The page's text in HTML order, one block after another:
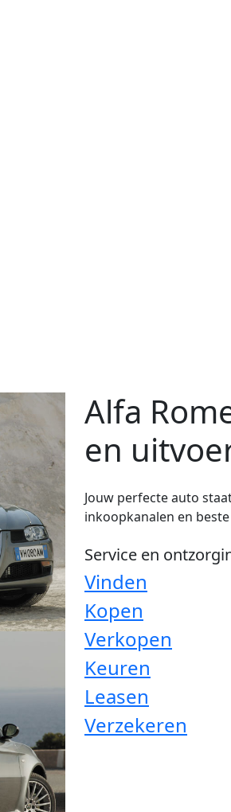
Alfa
en
Jouw perfecte auto
inkoopkanalen en
Service en
Vinden
Kopen
Verkopen
Keuren
Leasen
Verzekeren